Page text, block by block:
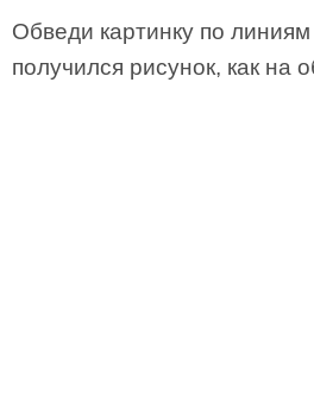
Обведи картинку по линиям
получился рисунок, как на